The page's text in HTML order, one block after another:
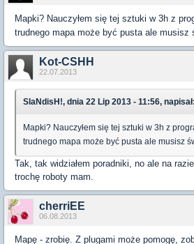
Mapki? Nauczyłem się tej sztuki w 3h z
trudnego mapa może być pusta ale musisz
Kot-CSHH
22.07.2013
SlaNdisH!, dnia 22 Lip 2013 - 11:56, napisał:
Mapki? Nauczyłem się tej sztuki w 3h z
trudnego mapa może być pusta ale musisz
Tak, tak widziałem poradniki, no ale na
trochę roboty mam.
cherriEE
06.08.2013
Mapę - zrobię. Z plugami może pomogę,